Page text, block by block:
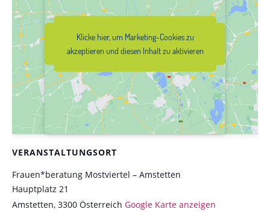
VERANSTALTUNGSORT
Frauen*beratung Mostviertel – Amstetten
Hauptplatz 21
Amstetten, 3300 Österreich Google Karte anzeigen
akzeptieren und diesen Inhalt zu
aktivieren
Klicke hier, um Marketing-Cookies zu
akzeptieren und diesen Inhalt zu aktivieren